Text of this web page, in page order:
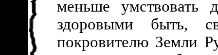
меньше
здоровыми быть,
покровителю Земли